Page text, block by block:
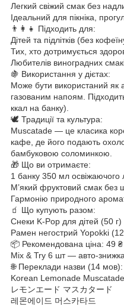
Легкий свіжий смак без
Ідеальний для пікніка,
👨‍👩‍👧 Підходить для:
Дітей та підлітків (без
Тих, хто дотримується
Любителів виноградних
🍇 Використання у дієтах:
Може бути використаний як
газованим напоям.
ккал на банку).
🕊️ Традиції та культура:
Muscatade — це класика
кафе, де його подають
бамбуковою соломинкою.
🎁 Що ви отримаєте:
1 банку 350 мл освіжаючого
М’який фруктовий смак без
Гармонію природного
🧃 Що купують разом:
Снеки K-Pop для дітей (50 г)
Рамен негострий Yopokki
📦 Рекомендована ціна: 49
Mix & Try 6 шт — авто-
🌐 Переклади назви (14 мов):
Korean Lemonade Muscatade
レモンエード マスカタード
레몬에이드 머스카타드